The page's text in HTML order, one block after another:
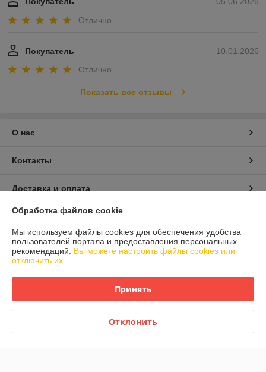
Отлично
10.01.2026
Покупатель
Отлично
Показать все отзывы
О нас
Контакты
Доставка и оплата
График работы
Полная версия сайта
Сайт создан на платформе Deal.by
Обработка файлов cookie
Мы используем файлы cookies для обеспечения удобства
пользователей портала и предоставления персональных
рекомендаций. Вы можете настроить файлы cookies или
отключить их.
Принять
Отклонить